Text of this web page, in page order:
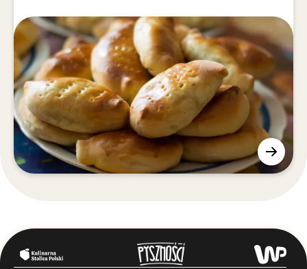
tylko pysznym deserem, ale również
ważnym elementem lokalnej tradycji.